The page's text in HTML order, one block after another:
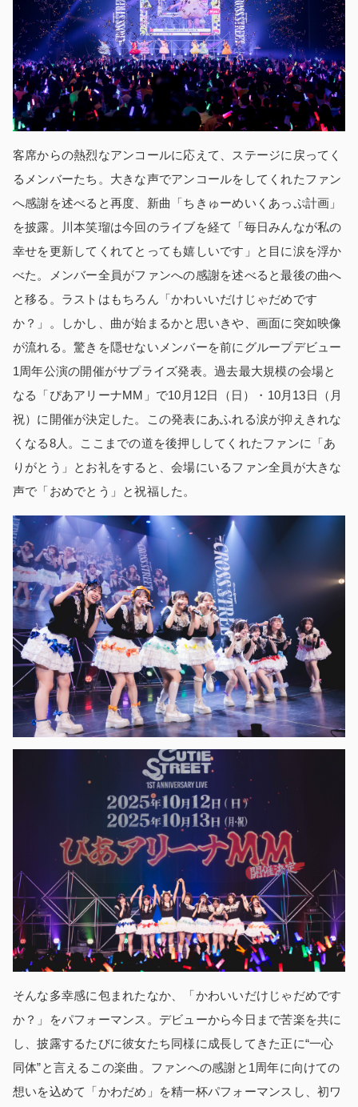
客席からの熱烈なアンコールに応えて、ステージに戻ってく
るメンバーたち。大きな声でアンコールをしてくれたファン
へ感謝を述べると再度、新曲「ちきゅーめいくあっぷ計画」
を披露。川本笑瑠は今回のライブを経て「毎日みんなが私の
幸せを更新してくれてとっても嬉しいです」と目に涙を浮か
べた。メンバー全員がファンへの感謝を述べると最後の曲へ
と移る。ラストはもちろん「かわいいだけじゃだめです
か？」。しかし、曲が始まるかと思いきや、画面に突如映像
が流れる。驚きを隠せないメンバーを前にグループデビュー
1周年公演の開催がサプライズ発表。過去最大規模の会場と
なる「ぴあアリーナMM」で10月12日（日）・10月13日（月
祝）に開催が決定した。この発表にあふれる涙が抑えきれな
くなる8人。ここまでの道を後押ししてくれたファンに「あ
りがとう」とお礼をすると、会場にいるファン全員が大きな
声で「おめでとう」と祝福した。
そんな多幸感に包まれたなか、「かわいいだけじゃだめです
か？」をパフォーマンス。デビューから今日まで苦楽を共に
し、披露するたびに彼女たち同様に成長してきた正に“一心
同体”と言えるこの楽曲。ファンへの感謝と1周年に向けての
想いを込めて「かわだめ」を精一杯パフォーマンスし、初ワ